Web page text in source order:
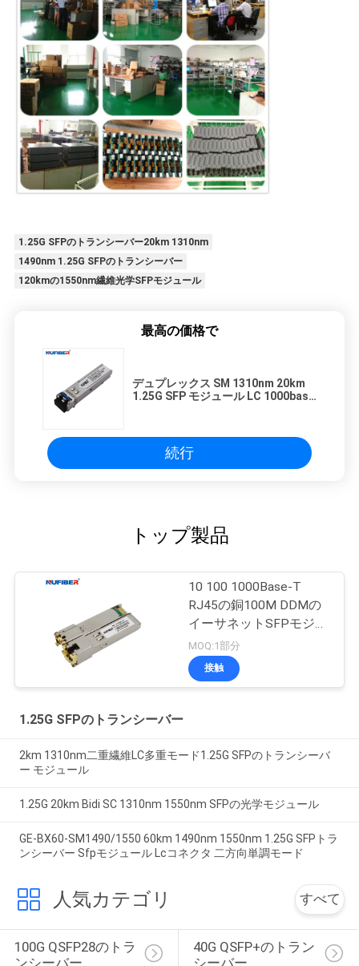
1.25G SFPのトランシーバー20km 1310nm
1490nm 1.25G SFPのトランシーバー
120kmの1550nm繊維光学SFPモジュール
最高の価格で
デュプレックス SM 1310nm 20km
1.25G SFP モジュール LC 1000base
続行
トップ製品
10 100 1000Base-T
RJ45の銅100M DDMの
イーサネットSFPモジュ
ール
MOQ:1部分
接触
1.25G SFPのトランシーバー
2km 1310nm二重繊維LC多重モード1.25G SFPのトランシーバ
ー モジュール
1.25G 20km Bidi SC 1310nm 1550nm SFPの光学モジュール
GE-BX60-SM1490/1550 60km 1490nm 1550nm 1.25G SFPトラ
ンシーバー Sfpモジュール Lcコネクタ 二方向単調モード
人気カテゴリ すべて
100G QSFP28のトラ
ンシーバー
40G QSFP+のトラン
シーバー